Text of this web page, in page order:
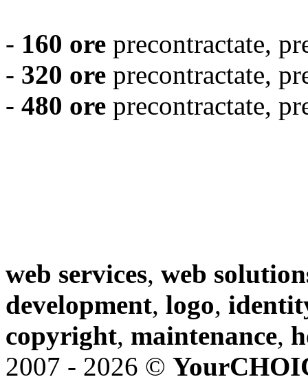
- 160 ore precontractate,
- 320 ore precontractate,
- 480 ore precontractate,
web services, web
development, logo,
copyright, maintenance,
2007 - 2026 ©